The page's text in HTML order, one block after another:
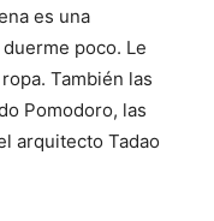
es una
poco. Le
También las
Pomodoro, las
arquitecto Tadao